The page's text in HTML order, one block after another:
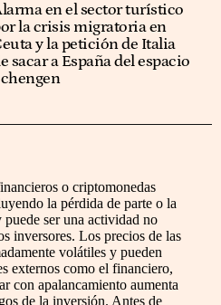
en el sector turístico
la crisis migratoria en
y la petición de Italia
sacar a España del espacio
o criptomonedas
la pérdida de parte o la
ser una actividad no
inversores. Los precios de las
volátiles y pueden
externos como el financiero,
con apalancamiento aumenta
de la inversión. Antes de